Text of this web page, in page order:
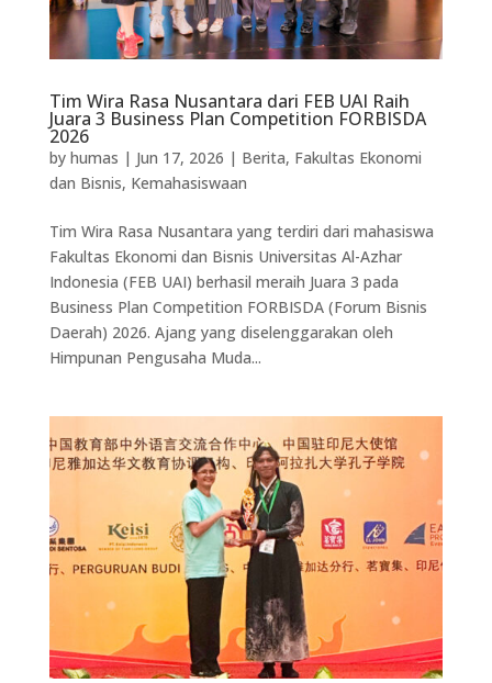
Tim Wira Rasa Nusantara dari FEB UAI Raih
Juara 3 Business Plan Competition FORBISDA
2026
by humas | Jun 17, 2026 | Berita, Fakultas Ekonomi
dan Bisnis, Kemahasiswaan
Tim Wira Rasa Nusantara yang terdiri dari mahasiswa
Fakultas Ekonomi dan Bisnis Universitas Al-Azhar
Indonesia (FEB UAI) berhasil meraih Juara 3 pada
Business Plan Competition FORBISDA (Forum Bisnis
Daerah) 2026. Ajang yang diselenggarakan oleh
Himpunan Pengusaha Muda...